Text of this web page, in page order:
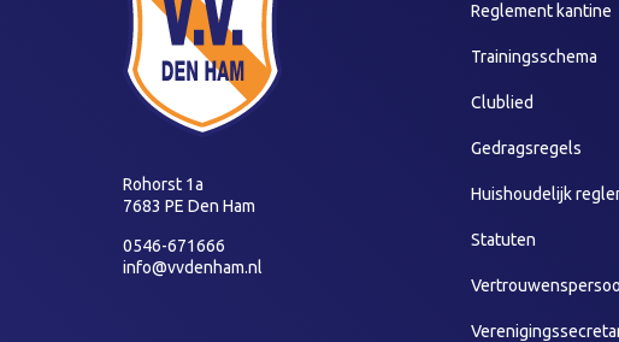
Rohorst 1a
7683 PE Den Ham
0546-671666
info@vvdenham.nl
Reglement kantine
Trainingsschema
Clublied
Gedragsregels
Huishoudelijk
Statuten